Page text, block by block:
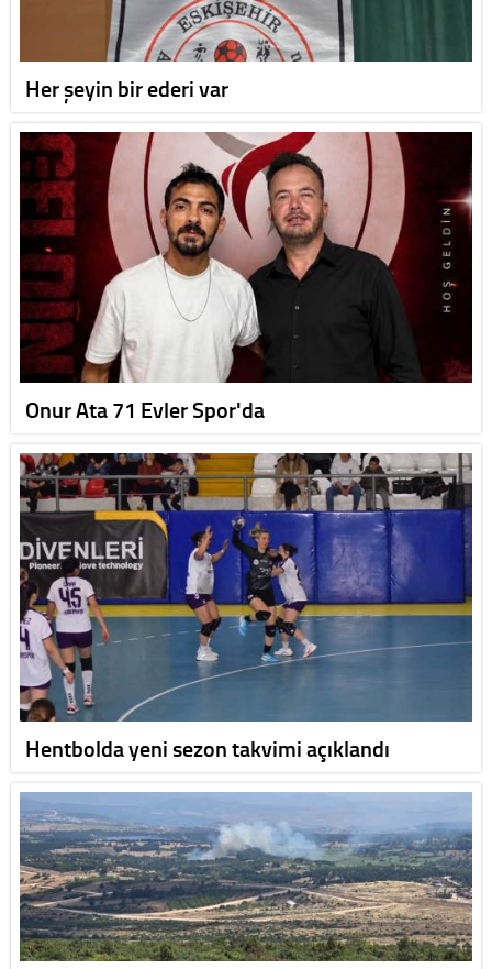
Her şeyin bir ederi var
Onur Ata 71 Evler Spor'da
Hentbolda yeni sezon takvimi açıklandı